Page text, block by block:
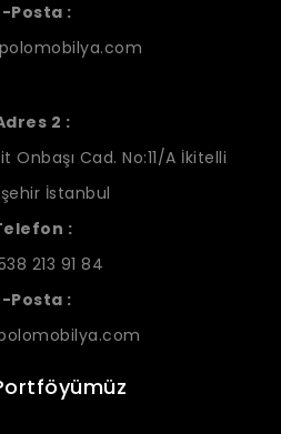
Posta :
2 :
Onbaşı Cad. No:11/A İkitelli
İstanbul
:
213 91 84
Posta :